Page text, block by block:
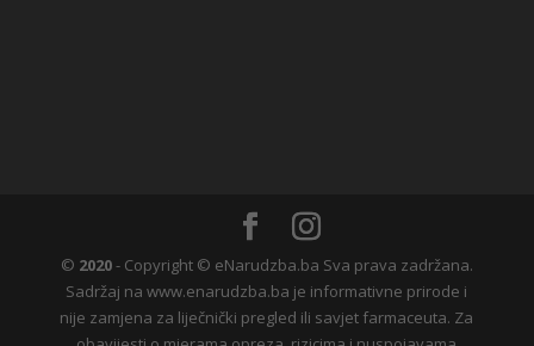
© 2020- Copyright © eNarudzba.ba Sva prava zadržana.
Sadržaj na www.enarudzba.ba je informativne prirode i
nije zamjena za liječnički pregled ili savjet farmaceuta. Za